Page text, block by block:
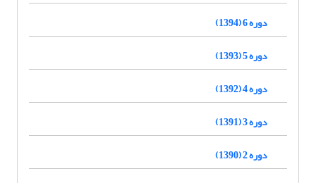
دوره 6 (1394)
دوره 5 (1393)
دوره 4 (1392)
دوره 3 (1391)
دوره 2 (1390)